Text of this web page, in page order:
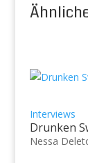
Interviews
Drunken
Nessa